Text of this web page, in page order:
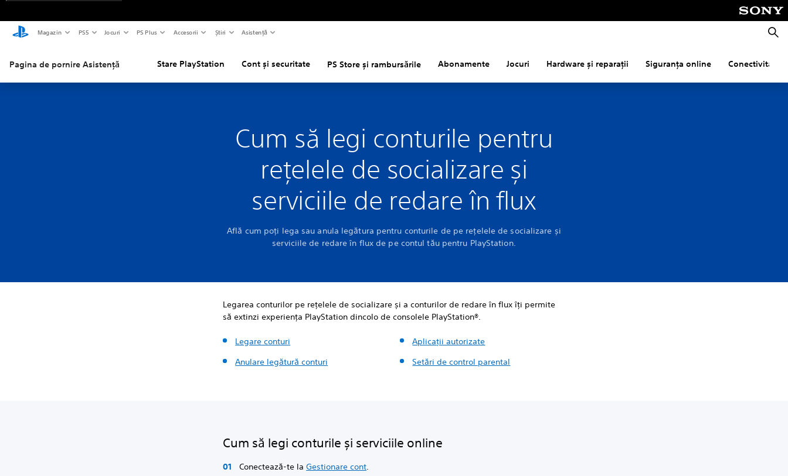
Magazin PS5 Jocuri PS Plus Accesorii Știri Asistență
Pagina de pornire Asistență Stare PlayStation Cont și securitate PS Store și rambursările Abonamente Jocuri Hardware și reparații Siguranța online Conectivitate
Cum să legi conturile pentru
rețelele de socializare și
serviciile de redare în flux
Află cum poți lega sau anula legătura pentru conturile de pe rețelele de socializare și
serviciile de redare în flux de pe contul tău pentru PlayStation.
Legarea conturilor pe rețelele de socializare și a conturilor de redare în flux îți permite
să extinzi experiența PlayStation dincolo de consolele PlayStation®.
Legare conturi
Anulare legătură conturi
Aplicații autorizate
Setări de control parental
Cum să legi conturile și serviciile online
Conectează-te laGestionare cont.